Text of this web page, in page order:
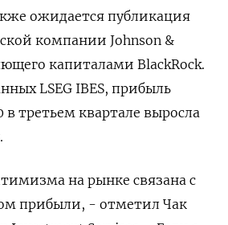
ожидается публикация
компании Johnson &
капиталами BlackRock.
LSEG IBES, прибыль
третьем квартале выросла
на рынке связана с
прибыли, - отметил Чак